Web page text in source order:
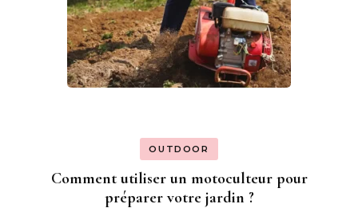
OUTDOOR
Comment utiliser un motoculteur pour
préparer votre jardin ?